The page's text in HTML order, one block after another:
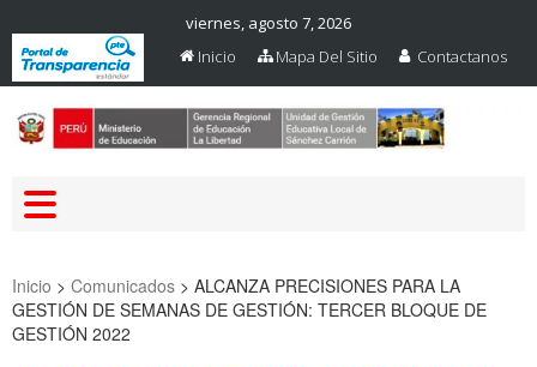
viernes, agosto 7, 2026
Inicio
Mapa Del Sitio Contactanos
Inicio > Comunicados > ALCANZA PRECISIONES PARA LA
GESTIÓN DE SEMANAS DE GESTIÓN: TERCER BLOQUE DE
GESTIÓN 2022